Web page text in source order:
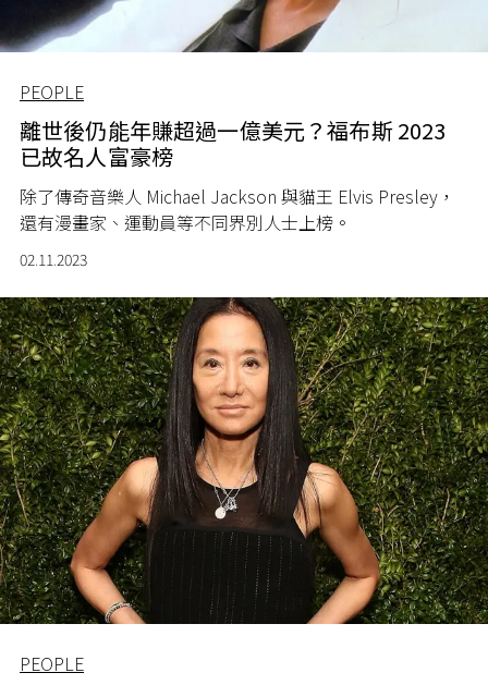
PEOPLE
離世後仍能年賺超過一億美元？福布斯 2023
已故名人富豪榜
除了傳奇音樂人 Michael Jackson 與貓王 Elvis Presley，
還有漫畫家、運動員等不同界別人士上榜。
02.11.2023
PEOPLE